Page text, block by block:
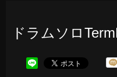
ドラムソロ